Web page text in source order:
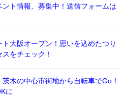
ト情報、募集中！送信フォームは
大阪オープン！思いを込めたつり
をチェック！
木の中心市街地から自転車でGo！
に